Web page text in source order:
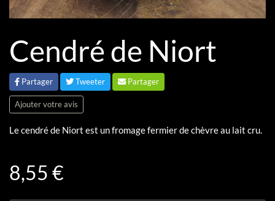
Cendré de Niort
Partager Tweeter Partager
Ajouter votre avis
Le cendré de Niort est un fromage fermier de chèvre au lait cru.
8,55 €